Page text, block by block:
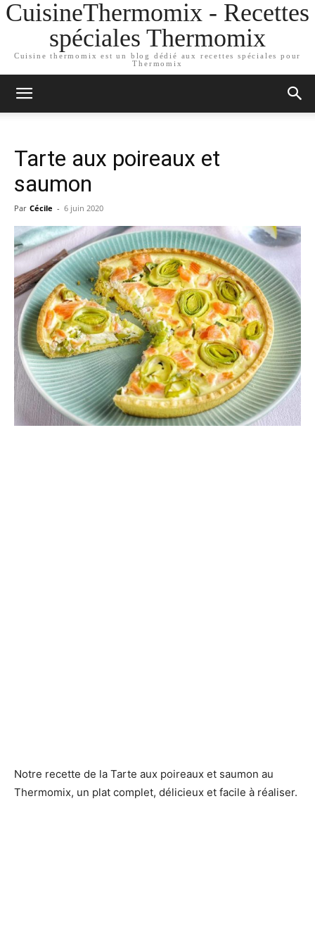
CuisineThermomix - Recettes
spéciales Thermomix
Cuisine thermomix est un blog dédié aux recettes spéciales pour
Thermomix
Tarte aux poireaux et
saumon
Par Cécile - 6 juin 2020
Notre recette de la Tarte aux poireaux et saumon au
Thermomix, un plat complet, délicieux et facile à réaliser.